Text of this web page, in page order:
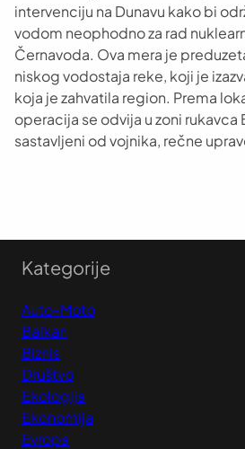
intervenciju na Dunavu kako bi
vodom neophodno za rad
Černavoda. Ova mera je
niskog vodostaja reke, koji je
koja je zahvatila region. Prema
operacija se odvija u zoni rukavca
sastavljeni od vojnika, rečne
Kategorije
Auto-Moto
Balkan
Biznis
Društvo
Ekologija
Ekonomija
Evropa